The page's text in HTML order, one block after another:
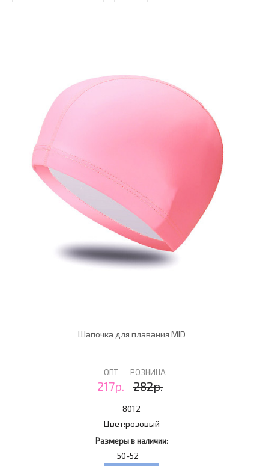
Шапочка для плавания MID
ОПТ
217р.
РОЗНИЦА
282р.
8012
Цвет:розовый
Размеры в наличии:
50-52